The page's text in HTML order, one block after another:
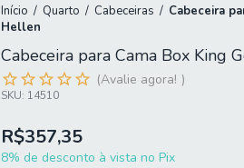
Início / Quarto / Cabeceiras / Cabeceira
Hellen
Cabeceira para Cama Box King
Avalie agora!
SKU: 14510
R$357,35
8% de desconto à vista no Pix